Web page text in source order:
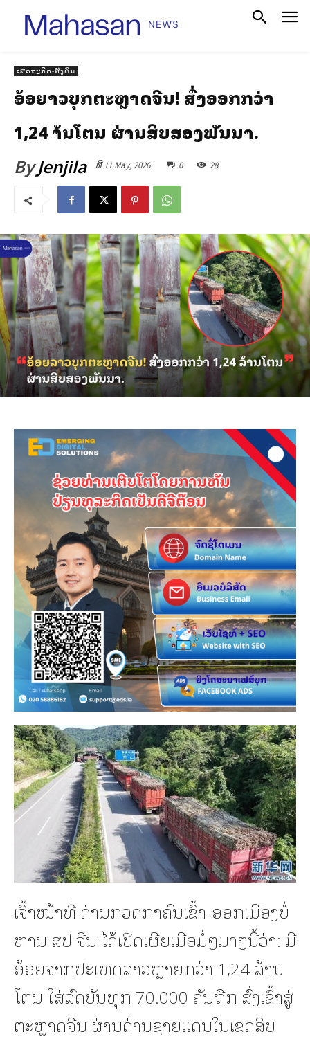
ເສດຖະກິດ-ສັງຄົມ
ອ້ອຍລາວບຸກຕະຫຼາດຈີນ! ສົ່ງອອກກວ່າ
1,24 ລ້ານໂຕນ ຜ່ານສິບສອງພັນນາ.
ByJenjila ທີ 11 May, 2026 0 28
ເຈົ້າໜ້າທີ່ ດ່ານກວດກາຄົນເຂົ້າ-ອອກເມືອງບໍ່
ຫານ ສປ ຈີນ ໄດ້ເປີດເຜີຍເມື່ອມໍ່ໆມາໆນີ້ວ່າ: ມີ
ອ້ອຍຈາກປະເທດລາວຫຼາຍກວ່າ 1,24 ລ້ານ
ໂຕນ ໃສ່ລົດບັນທຸກ 70.000 ຄັນຖືກ ສົ່ງເຂົ້າສູ່
ຕະຫຼາດຈີນ ຜ່ານດ່ານຊາຍແດນໃນເຂດສິບ